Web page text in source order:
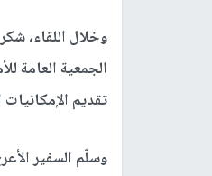
وخلال اللقاء،
الجمعية العامة
تقديم
وسلّم السفير